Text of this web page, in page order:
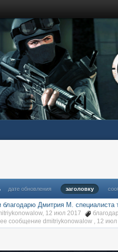
дате обновления заголовку
Дмитрия М. специалиста
12 июл 2017
сообщение dmitriykonowalow , 12 июл